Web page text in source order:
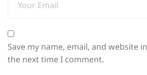
Save my name, email, and website
the next time I comment.